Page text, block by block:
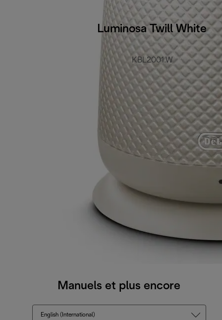
Luminosa Twill White
KBL2001.W
Manuels et plus encore
English (International)